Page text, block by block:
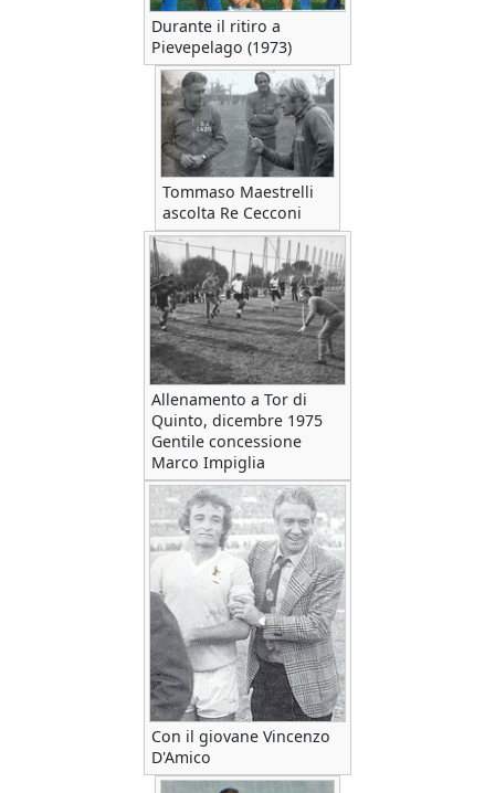
Durante il ritiro a
Pievepelago (1973)
Tommaso Maestrelli
ascolta Re Cecconi
Allenamento a Tor di
Quinto, dicembre 1975
Gentile concessione
Marco Impiglia
Con il giovane Vincenzo
D'Amico